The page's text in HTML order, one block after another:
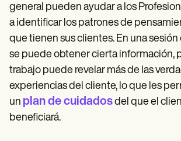
general pueden ayudar a los
a identificar los patrones de
que tienen sus clientes. En una sesión
se puede obtener cierta información,
trabajo puede revelar más de las
experiencias del cliente, lo que les
un plan de cuidadosdel que el
beneficiará.